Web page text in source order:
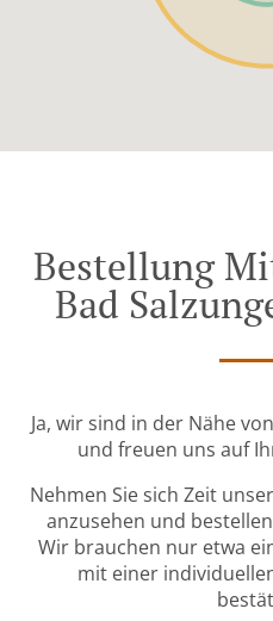
Bestellung
Bad
Ja, wir sind in der Nähe
und freuen uns auf
Nehmen Sie sich Zeit
anzusehen und
Wir brauchen nur etwa
mit einer